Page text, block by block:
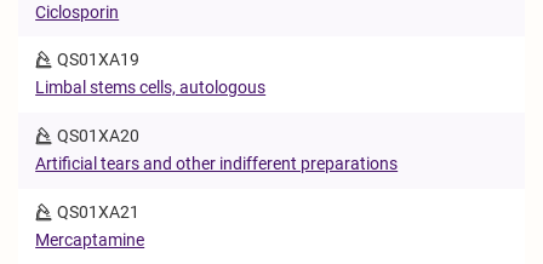
Ciclosporin
QS01XA19
Limbal stems cells, autologous
QS01XA20
Artificial tears and other indifferent preparations
QS01XA21
Mercaptamine